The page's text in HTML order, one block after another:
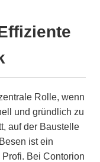
Rolle, wenn
und gründlich zu
auf der Baustelle
ist ein
Bei Contorion